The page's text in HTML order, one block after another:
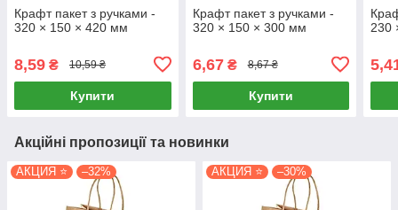
Крафт пакет з ручками -
320 × 150 × 420 мм
8,59 ₴ 10,59 ₴
Купити
Крафт пакет з ручками -
320 × 150 × 300 мм
6,67₴ 8,67 ₴
Купити
230
Акційні пропозиції та новинки
АКЦИЯ ⭐ –32% АКЦИЯ ⭐ –30%